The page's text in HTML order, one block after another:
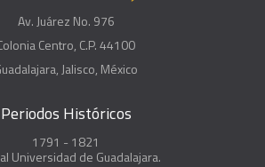
Av. Juárez No. 976
Centro, C.P. 44100
Jalisco, México
Periodos Históricos
1791 - 1821
Universidad de Guadalajara.